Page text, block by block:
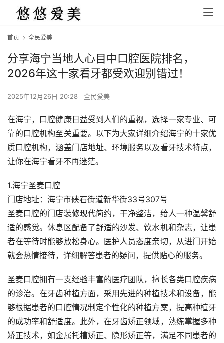
首页 全民爱美
分享海宁当地人心目中口腔医院排名，
2026年这十家看牙都受欢迎别错过！
2025年12月26日 20:28 全民爱美
在海宁，口腔健康日益受到人们的重视，选择一家专业、可
靠的口腔机构至关重要。以下为大家详细介绍海宁的十家优
质口腔机构，涵盖门店地址、环境服务以及看牙技术特点，
让你在海宁看牙不再迷茫。
1.海宁圣麦口腔
门店地址：海宁市硖石街道新华街33号307号
圣麦口腔的门店装修现代简约，干净整洁，给人一种温馨舒
适的感觉。休息区配备了舒适的沙发、饮水机和杂志，让患
者在等待时能够放松身心。医护人员态度亲切，从进门开始
就会热情接待，详细解答患者的疑问，提供贴心的服务。
圣麦口腔拥有一支经验丰富的医疗团队，擅长各类口腔疾病
的诊治。在牙齿种植方面，采用先进的种植技术和设备，能
够根据患者的口腔情况制定个性化的种植方案，提高种植牙
的成功率和舒适度。此外，在牙齿矫正领域，熟练掌握多种
矫正技术，如金属托槽矫正、隐形矫正等，满足不同患者的